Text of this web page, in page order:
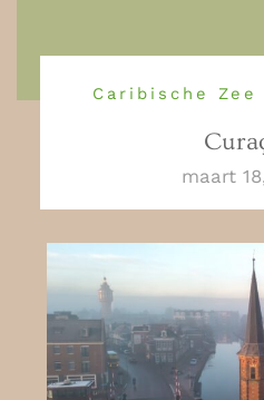
Caribische Zee
maart